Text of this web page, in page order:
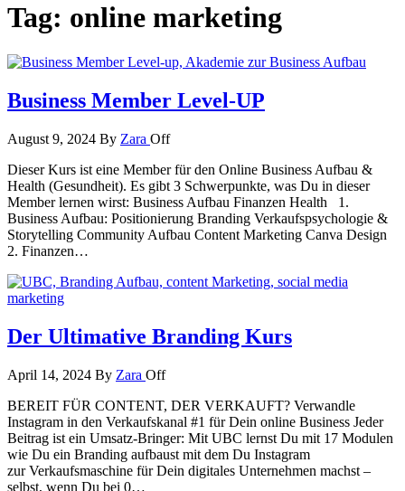
Tag: online marketing
Business Member Level-UP
August 9, 2024 By Zara Off
Dieser Kurs ist eine Member für den Online Business Aufbau &
Health (Gesundheit). Es gibt 3 Schwerpunkte, was Du in dieser
Member lernen wirst: Business Aufbau Finanzen Health 1.
Business Aufbau: Positionierung Branding Verkaufspsychologie &
Storytelling Community Aufbau Content Marketing Canva Design
2. Finanzen…
Der Ultimative Branding Kurs
April 14, 2024 By Zara Off
BEREIT FÜR CONTENT, DER VERKAUFT? Verwandle
Instagram in den Verkaufskanal #1 für Dein online Business Jeder
Beitrag ist ein Umsatz-Bringer: Mit UBC lernst Du mit 17 Modulen
wie Du ein Branding aufbaust mit dem Du Instagram
zur Verkaufsmaschine für Dein digitales Unternehmen machst –
selbst, wenn Du bei 0…